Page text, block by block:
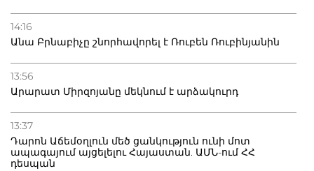
14:16
Անա Բրնաբիչը շնորհավորել է Ռուբեն Ռուբինյանին
13:56
Արարատ Միրզոյանը մեկնում է արձակուրդ
13:37
Դարոն Աճեմօղլուն մեծ ցանկություն ունի մոտ
ապագայում այցելելու Հայաստան. ԱՄՆ-ում ՀՀ
դեսպան